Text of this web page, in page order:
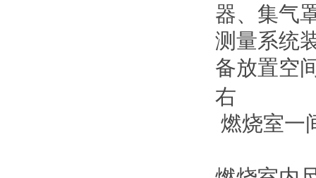
器、集气
测量系统
备放置空
右
燃烧室一